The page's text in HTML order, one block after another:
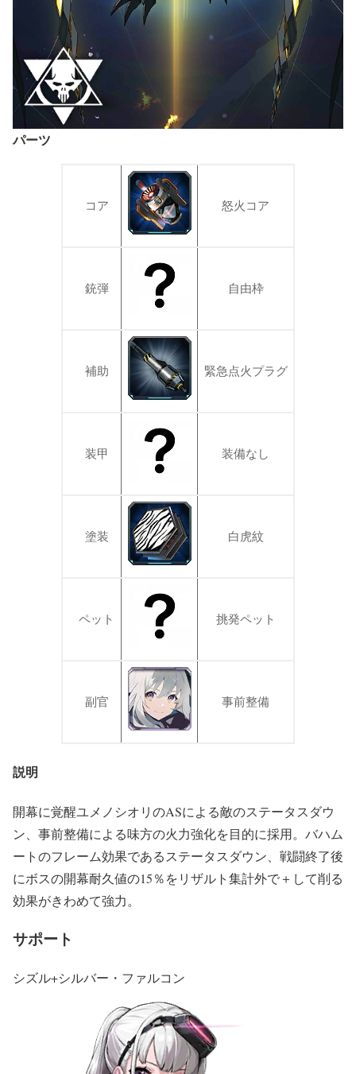
パーツ
コア 怒火コア
銃弾 自由枠
補助 緊急点火プラグ
装甲 装備なし
塗装 白虎紋
ペット 挑発ペット
副官 事前整備
説明
開幕に覚醒ユメノシオリのASによる敵のステータスダウ
ン、事前整備による味方の火力強化を目的に採用。バハム
ートのフレーム効果であるステータスダウン、戦闘終了後
にボスの開幕耐久値の15％をリザルト集計外で＋して削る
効果がきわめて強力。
サポート
シズル+シルバー・ファルコン